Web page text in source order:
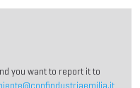
you want to report it to